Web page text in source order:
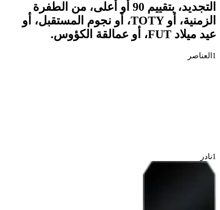
التجديد، بتقييم 90 أو أعلى، من الطفرة
الزمنية، أو TOTY، أو نجوم المستقبل، أو
عيد ميلاد FUT، أو عمالقة الكؤوس.
1 العناصر
1نادر